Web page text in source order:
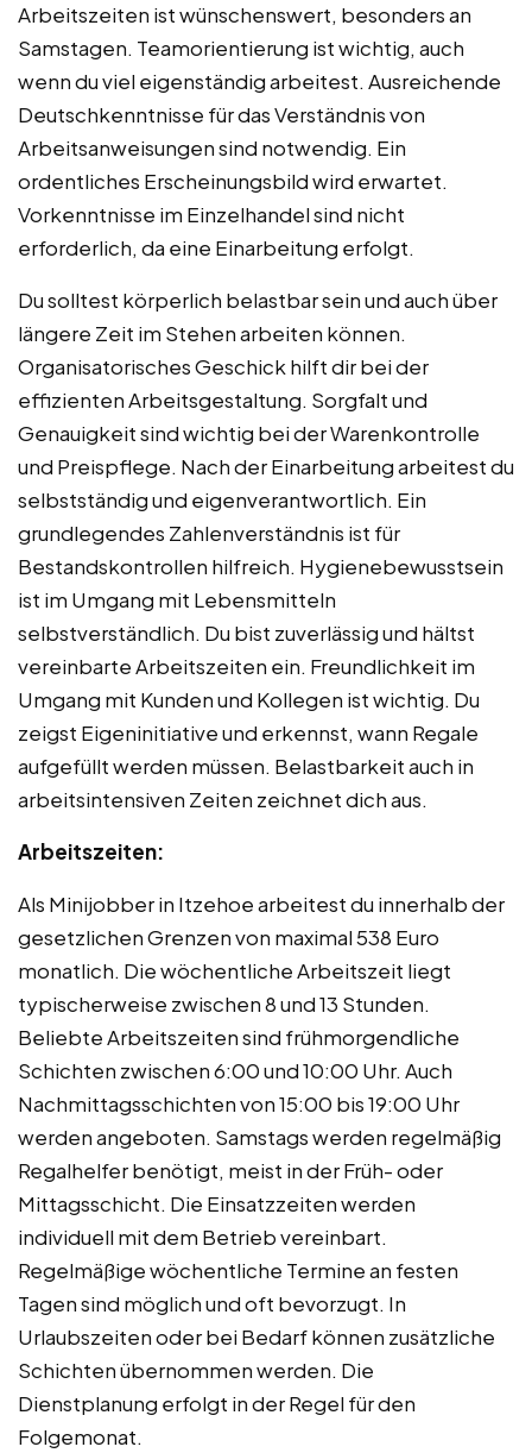
Arbeitszeiten ist wünschenswert, besonders an
Samstagen. Teamorientierung ist wichtig, auch
wenn du viel eigenständig arbeitest. Ausreichende
Deutschkenntnisse für das Verständnis von
Arbeitsanweisungen sind notwendig. Ein
ordentliches Erscheinungsbild wird erwartet.
Vorkenntnisse im Einzelhandel sind nicht
erforderlich, da eine Einarbeitung erfolgt.
Du solltest körperlich belastbar sein und auch über
längere Zeit im Stehen arbeiten können.
Organisatorisches Geschick hilft dir bei der
effizienten Arbeitsgestaltung. Sorgfalt und
Genauigkeit sind wichtig bei der Warenkontrolle
und Preispflege. Nach der Einarbeitung arbeitest du
selbstständig und eigenverantwortlich. Ein
grundlegendes Zahlenverständnis ist für
Bestandskontrollen hilfreich. Hygienebewusstsein
ist im Umgang mit Lebensmitteln
selbstverständlich. Du bist zuverlässig und hältst
vereinbarte Arbeitszeiten ein. Freundlichkeit im
Umgang mit Kunden und Kollegen ist wichtig. Du
zeigst Eigeninitiative und erkennst, wann Regale
aufgefüllt werden müssen. Belastbarkeit auch in
arbeitsintensiven Zeiten zeichnet dich aus.
Arbeitszeiten:
Als Minijobber in Itzehoe arbeitest du innerhalb der
gesetzlichen Grenzen von maximal 538 Euro
monatlich. Die wöchentliche Arbeitszeit liegt
typischerweise zwischen 8 und 13 Stunden.
Beliebte Arbeitszeiten sind frühmorgendliche
Schichten zwischen 6:00 und 10:00 Uhr. Auch
Nachmittagsschichten von 15:00 bis 19:00 Uhr
werden angeboten. Samstags werden regelmäßig
Regalhelfer benötigt, meist in der Früh- oder
Mittagsschicht. Die Einsatzzeiten werden
individuell mit dem Betrieb vereinbart.
Regelmäßige wöchentliche Termine an festen
Tagen sind möglich und oft bevorzugt. In
Urlaubszeiten oder bei Bedarf können zusätzliche
Schichten übernommen werden. Die
Dienstplanung erfolgt in der Regel für den
Folgemonat.